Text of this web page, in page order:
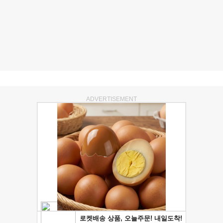
ADVERTISEMENT